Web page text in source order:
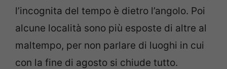
l’incognita del tempo è dietro l’angolo. Poi
alcune località sono più esposte di altre al
maltempo, per non parlare di luoghi in cui
con la fine di agosto si chiude tutto.